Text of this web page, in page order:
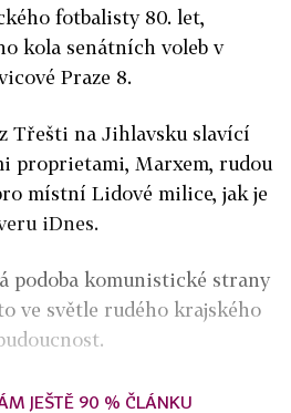
fotbalisty 80. let,
kola senátních voleb v
Praze 8.
Třešti na Jihlavsku slavící
proprietami, Marxem, rudou
místní Lidové milice, jak je
iDnes.
podoba komunistické strany
ve světle rudého krajského
JEŠTĚ 90 % ČLÁNKU